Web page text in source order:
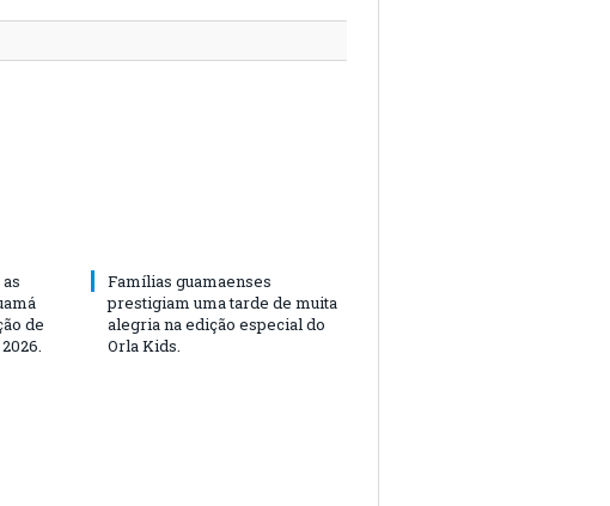
de
Famílias guamaenses
prestigiam uma tarde de muita
alegria na edição especial do
Orla Kids.